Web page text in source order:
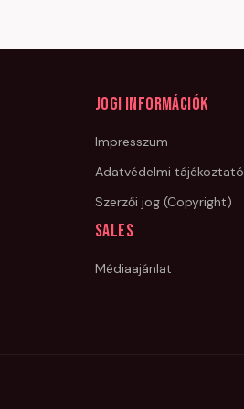
Jogi információk
Impresszum
Adatvédelmi tájékoztató
Szerzői jog (Copyright)
Sales
Médiaajánlat